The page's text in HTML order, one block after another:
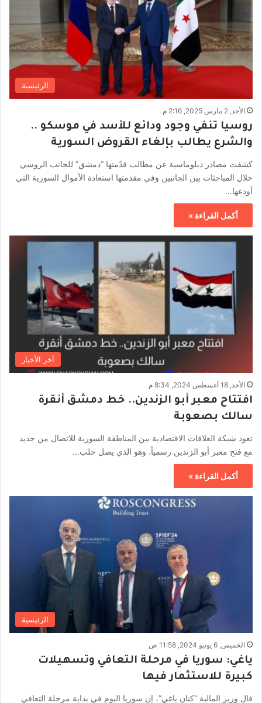
الرئيسية
الأحد, 2 مارس 2025, 2:16 م
روسيا تنفي وجود ودائع للأسد في موسكو ..
والشرع يطالب بإلغاء القروض السورية
كشفت مصادر دبلوماسية عن مطالب قدّمتها “دمشق” للجانب الروسي
خلال المباحثات بين الجانبين وفي مقدمتها استعادة الأموال السورية التي
أودعها…
أكمل القراءة »
أخر الأخبار
الأحد, 18 أغسطس 2024, 8:34 م
افتتاح معبر أبو الزندين.. خط دمشق أنقرة
سالك بصعوبة
تعود شبكة العلاقات الاقتصادية بين المناطقة السورية للاتصال من جديد
مع فتح معبر أبو الزندين رسمياً. وهو الذي يصل حلب…
أكمل القراءة »
الرئيسية
الخميس, 6 يونيو 2024, 11:58 ص
ياغي: سوريا في مرحلة التعافي وتسهيلات
كبيرة للاستثمار فيها
قال وزير المالية “كنان ياغي”، إن سوريا اليوم في بداية مرحلة التعافي